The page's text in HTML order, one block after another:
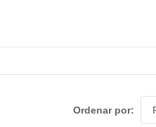
Ordenar por